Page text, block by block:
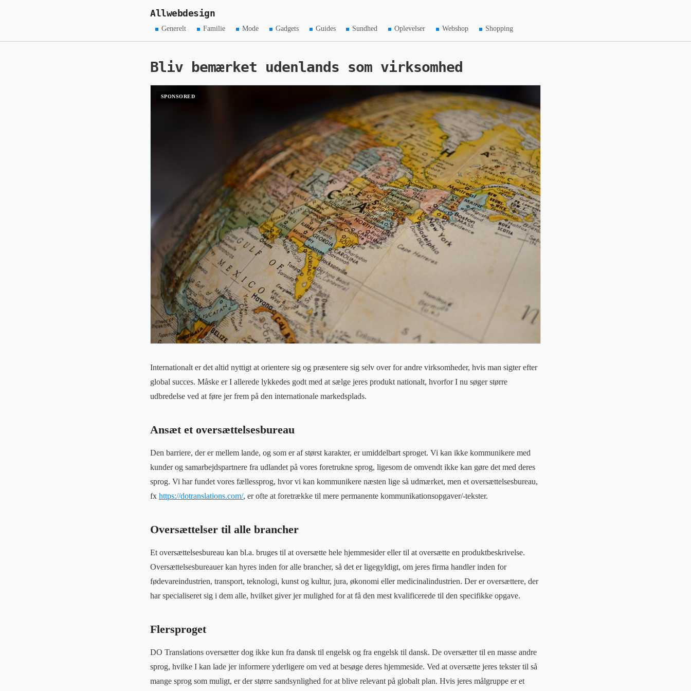
Allwebdesign
Generelt Familie Mode Gadgets Guides Sundhed Oplevelser Webshop Shopping
Bliv bemærket udenlands som virksomhed
Internationalt er det altid nyttigt at orientere sig og præsentere sig selv over for andre virksomheder, hvis man sigter efter
global succes. Måske er I allerede lykkedes godt med at sælge jeres produkt nationalt, hvorfor I nu søger større
udbredelse ved at føre jer frem på den internationale markedsplads.
Ansæt et oversættelsesbureau
Den barriere, der er mellem lande, og som er af størst karakter, er umiddelbart sproget. Vi kan ikke kommunikere med
kunder og samarbejdspartnere fra udlandet på vores foretrukne sprog, ligesom de omvendt ikke kan gøre det med deres
sprog. Vi har fundet vores fællessprog, hvor vi kan kommunikere næsten lige så udmærket, men et oversættelsesbureau,
fx https://dotranslations.com/, er ofte at foretrække til mere permanente kommunikationsopgaver/-tekster.
Oversættelser til alle brancher
Et oversættelsesbureau kan bl.a. bruges til at oversætte hele hjemmesider eller til at oversætte en produktbeskrivelse.
Oversættelsesbureauer kan hyres inden for alle brancher, så det er ligegyldigt, om jeres firma handler inden for
fødevareindustrien, transport, teknologi, kunst og kultur, jura, økonomi eller medicinalindustrien. Der er oversættere, der
har specialiseret sig i dem alle, hvilket giver jer mulighed for at få den mest kvalificerede til den specifikke opgave.
Flersproget
DO Translations oversætter dog ikke kun fra dansk til engelsk og fra engelsk til dansk. De oversætter til en masse andre
sprog, hvilke I kan lade jer informere yderligere om ved at besøge deres hjemmeside. Ved at oversætte jeres tekster til så
mange sprog som muligt, er der større sandsynlighed for at blive relevant på globalt plan. Hvis jeres målgruppe er et